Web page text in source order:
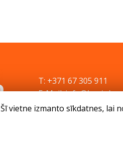
T: +371 67 305 911
E-Mail: info@husis.lv
Šī vietne izmanto sīkdatnes, lai